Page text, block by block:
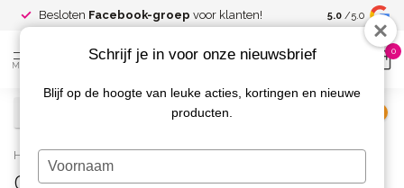
Besloten Facebook-groep voor klanten! Spaar voor
kortingen
5.0 /5.0
MENU
0
Home / Cat Eye Gelpolish 34 8 gr.
Schrijf je in voor onze nieuwsbrief
Blijf op de hoogte van leuke acties, kortingen en nieuwe
producten.
Typ
je